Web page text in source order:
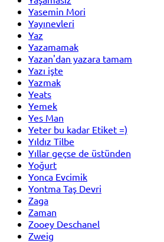
Yasemin Mori
Yayınevleri
Yaz
Yazamamak
Yazan'dan yazara tamam
Yazı işte
Yazmak
Yeats
Yemek
Yes Man
Yeter bu kadar Etiket =)
Yıldız Tilbe
Yıllar geçse de üstünden
Yoğurt
Yonca Evcimik
Yontma Taş Devri
Zaga
Zaman
Zooey Deschanel
Zweig